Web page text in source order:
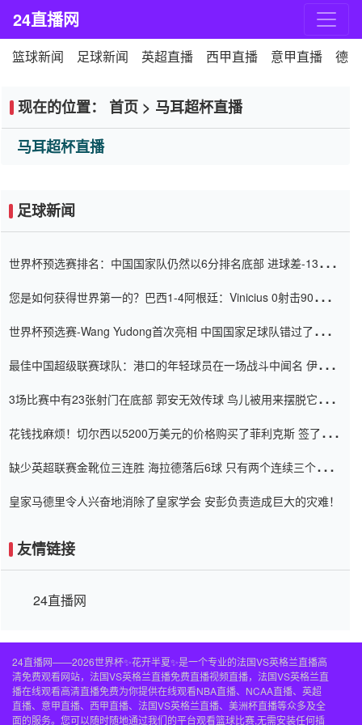
24直播网
篮球新闻 足球新闻 英超直播 西甲直播 意甲直播 德
现在的位置： 首页 > 马耳超杯直播
马耳超杯直播
足球新闻
世界杯预选赛排名：中国国家队仍然以6分排名底部 进球差-13令人
您是如何获得世界第一的？巴西1-4阿根廷：Vinicius 0射击90分钟
世界杯预选赛-Wang Yudong首次亮相 中国国家足球队错过了世界
最佳中国超级联赛球队：港口的年轻球员在一场战斗中闻名 伊万放
3场比赛中有23张射门在底部 郭安无效传球 鸟儿被用来摆脱它
花钱找麻烦！切尔西以5200万美元的价格购买了菲利克斯 签了7年
缺少英超联赛金靴位三连胜 海拉德落后6球 只有两个连续三个连续
皇家马德里令人兴奋地消除了皇家学会 安彭负责造成巨大的灾难！
友情链接
24直播网
24直播网——2026世界杯✨花开半夏✨是一个专业的法国VS英格兰直播高
清免费观看网站，法国VS英格兰直播免费直播视频直播，法国VS英格兰直
播在线观看高清直播免费为你提供在线观看NBA直播、NCAA直播、英超
直播、意甲直播、西甲直播、法国VS英格兰直播、美洲杯直播等众多及全
面的服务。您可以随时随地通过我们的平台观看篮球比赛,无需安装任何插